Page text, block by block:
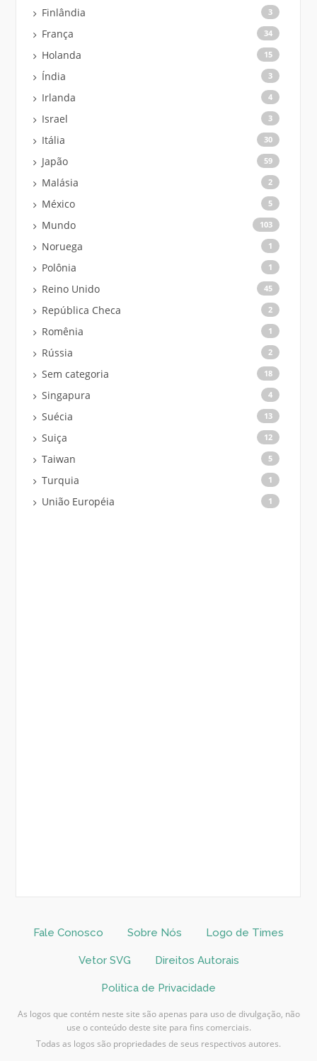
Finlândia 3
França 34
Holanda 15
Índia 3
Irlanda 4
Israel 3
Itália 30
Japão 59
Malásia 2
México 5
Mundo 103
Noruega 1
Polônia 1
Reino Unido 45
República Checa 2
Romênia 1
Rússia 2
Sem categoria 18
Singapura 4
Suécia 13
Suiça 12
Taiwan 5
Turquia 1
União Européia 1
Fale Conosco Sobre Nós Logo de Times
Vetor SVG Direitos Autorais
Politica de Privacidade
As logos que contém neste site são apenas para uso de divulgação, não
use o conteúdo deste site para fins comerciais.
Todas as logos são propriedades de seus respectivos autores.